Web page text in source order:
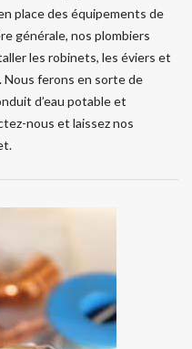
place des équipements de
générale, nos plombiers
les robinets, les éviers et
Nous ferons en sorte de
d’eau potable et
nous et laissez nos